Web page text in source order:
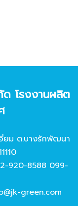
ด โรงงานผลิต
ยม ต.บางรักพัฒนา
920-8588 099-
green.com